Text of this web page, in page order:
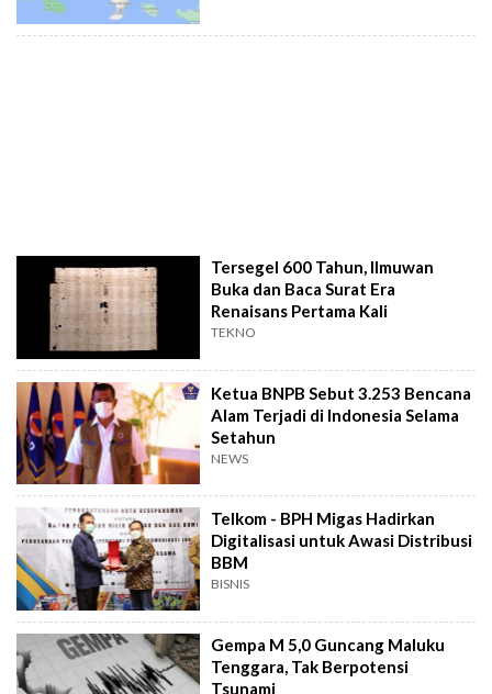
Tersegel 600 Tahun, Ilmuwan
Buka dan Baca Surat Era
Renaisans Pertama Kali
TEKNO
Ketua BNPB Sebut 3.253 Bencana
Alam Terjadi di Indonesia Selama
Setahun
NEWS
Telkom - BPH Migas Hadirkan
Digitalisasi untuk Awasi Distribusi
BBM
BISNIS
Gempa M 5,0 Guncang Maluku
Tenggara, Tak Berpotensi
Tsunami